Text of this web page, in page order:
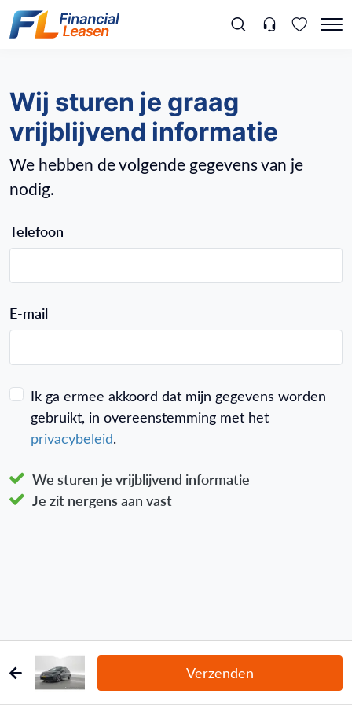
Wij sturen je graag
vrijblijvend informatie
We hebben de volgende gegevens van je
nodig.
Telefoon
E-mail
Ik ga ermee akkoord dat mijn gegevens worden
gebruikt, in overeenstemming met het
privacybeleid.
We sturen je vrijblijvend informatie
Je zit nergens aan vast
Verzenden